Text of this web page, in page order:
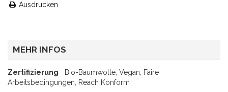
Ausdrucken
MEHR INFOS
Zertifizierung
Bio-Baumwolle, Vegan, Faire
Arbeitsbedingungen, Reach Konform